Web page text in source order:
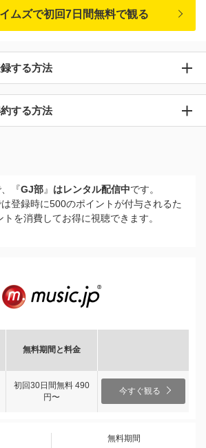
ムズで初回7日間無料で観る
する方法
する方法
『GJ部』 はレンタル配信中です。
登録時に500のポイントが付与されるた
トを消費してお得に視聴できます。
無料期間と料金
初回30日間無料 490
円〜
今すぐ観る
無料期間